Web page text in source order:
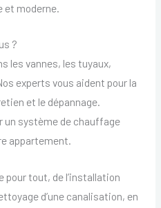
et moderne.
?
les vannes, les tuyaux,
experts vous aident pour la
et le dépannage.
un système de chauffage
appartement.
pour tout, de l’installation
d’une canalisation, en